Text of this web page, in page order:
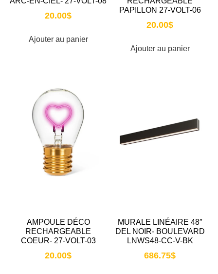
20.00$
Ajouter au panier
PAPILLON 27-VOLT-06
20.00$
Ajouter au panier
AMPOULE DÉCO
RECHARGEABLE
COEUR- 27-VOLT-03
20.00$
MURALE LINÉAIRE 48″
DEL NOIR- BOULEVARD
LNWS48-CC-V-BK
686.75$